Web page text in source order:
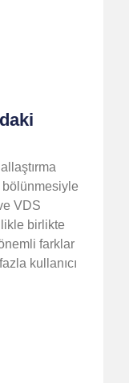
bölünmesiyle
VDS
birlikte
farklar
kullanıcı